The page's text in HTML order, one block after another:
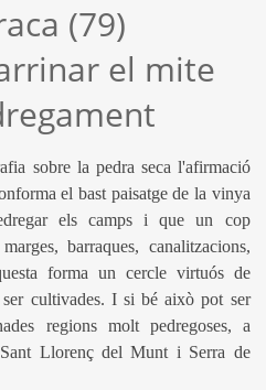
(79)
el mite
sobre la pedra seca l'afirmació
el bast paisatge de la vinya
els camps i que un cop
barraques, canalitzacions,
forma un cercle virtuós de
cultivades. I si bé això pot ser
regions molt pedregoses, a
Llorenç del Munt i Serra de